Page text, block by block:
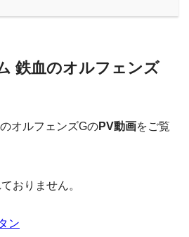
鉄血のオルフェンズ
オルフェンズGのPV動画をご覧
おりません。